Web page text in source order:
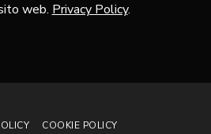
web. Privacy Policy.
COOKIE POLICY